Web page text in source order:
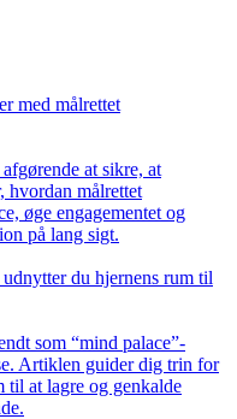
med målrettet
at sikre, at
hvordan målrettet
øge engagementet og
på lang sigt.
du hjernens rum til
som “mind palace”-
Artiklen guider dig trin for
til at lagre og genkalde